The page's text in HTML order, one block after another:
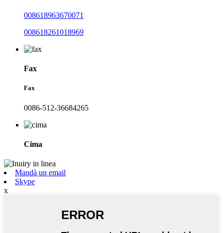
008618963670071
008618261018969
Fax
Fax
0086-512-36684265
Cima
Mandà un email
Skype
x